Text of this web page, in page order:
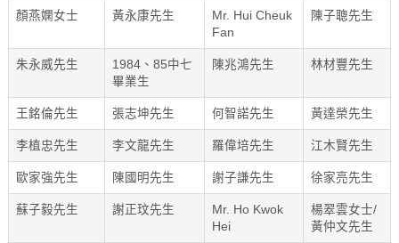
顏燕嫻女士 黃永康先生
Mr. Hui Cheuk
Fan
陳子聰先生
朱永威先生
1984、85中七
畢業生
陳兆鴻先生 林材豐先生
王銘倫先生 張志坤先生 何智諾先生 黃達榮先生
李植忠先生 李文龍先生 羅偉培先生 江木賢先生
歐家強先生 陳國明先生 謝子謙先生 徐家亮先生
蘇子毅先生 謝正玟先生
Mr. Ho Kwok
Hei
楊翠雲女士/
黃仲文先生